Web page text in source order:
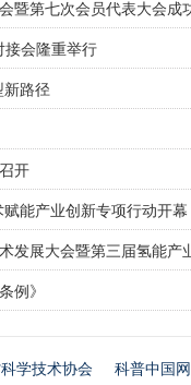
暨第七次会员代表大会成
接会隆重举行
新路径
开
能产业创新专项行动开幕
发展大会暨第三届氢能产
例》
学技术协会 科普中国网